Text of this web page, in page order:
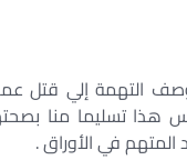
التهمة إلي قتل
هذا تسليما منا
المتهم في الأوراق .